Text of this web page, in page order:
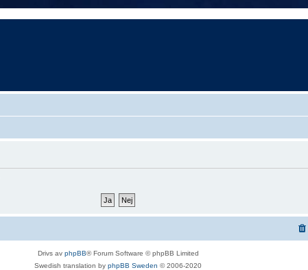
Drivs av phpBB® Forum Software © phpBB Limited
Swedish translation by phpBB Sweden © 2006-2020